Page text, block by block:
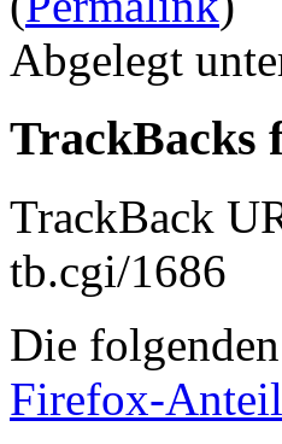
Abgelegt
TrackBacks
TrackBack
tb.cgi/1686
Die
Firefox-